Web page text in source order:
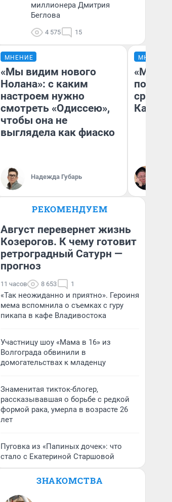
миллионера Дмитрия
Беглова
4 575 15
МНЕНИЕ
«Мы видим нового
Нолана»: с каким
настроем нужно
смотреть «Одиссею»,
чтобы она не
выглядела как фиаско
Надежда Губарь
МНЕНИЕ
РЕКОМЕНДУЕМ
Август перевернет жизнь
Козерогов. К чему готовит
ретроградный Сатурн —
прогноз
11 часов 8 653 1
«Так неожиданно и приятно». Героиня
мема вспомнила о съемках с гуру
пикапа в кафе Владивостока
Участницу шоу «Мама в 16» из
Волгограда обвинили в
домогательствах к младенцу
Знаменитая тикток-блогер,
рассказывавшая о борьбе с редкой
формой рака, умерла в возрасте 26
лет
Пуговка из «Папиных дочек»: что
стало с Екатериной Старшовой
ЗНАКОМСТВА